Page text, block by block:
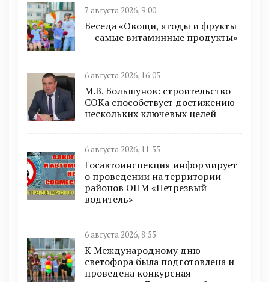
7 августа 2026, 9:00
Беседа «Овощи, ягоды и фрукты
— самые витаминные продукты»
6 августа 2026, 16:05
М.В. Большунов: строительство
СОКа способствует достижению
нескольких ключевых целей
6 августа 2026, 11:55
Госавтоинспекция информирует
о проведении на территории
районов ОПМ «Нетрезвый
водитель»
6 августа 2026, 8:55
К Международному дню
светофора была подготовлена и
проведена конкурсная